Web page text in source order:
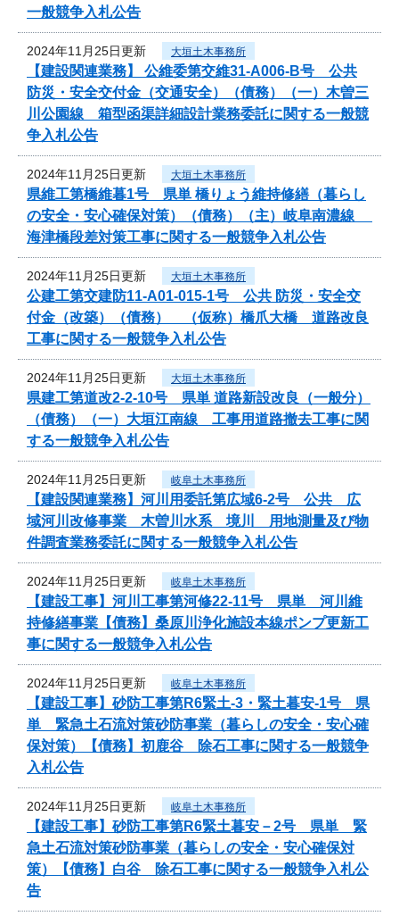
一般競争入札公告
2024年11月25日更新 大垣土木事務所
【建設関連業務】 公維委第交維31-A006-B号 公共
防災・安全交付金（交通安全）（債務）（一）木曽三
川公園線 箱型函渠詳細設計業務委託に関する一般競
争入札公告
2024年11月25日更新 大垣土木事務所
県維工第橋維暮1号 県単 橋りょう維持修繕（暮らし
の安全・安心確保対策）（債務）（主）岐阜南濃線
海津橋段差対策工事に関する一般競争入札公告
2024年11月25日更新 大垣土木事務所
公建工第交建防11-A01-015-1号 公共 防災・安全交
付金（改築）（債務） （仮称）橋爪大橋 道路改良
工事に関する一般競争入札公告
2024年11月25日更新 大垣土木事務所
県建工第道改2-2-10号 県単 道路新設改良（一般分）
（債務）（一）大垣江南線 工事用道路撤去工事に関
する一般競争入札公告
2024年11月25日更新 岐阜土木事務所
【建設関連業務】河川用委託第広域6-2号 公共 広
域河川改修事業 木曽川水系 境川 用地測量及び物
件調査業務委託に関する一般競争入札公告
2024年11月25日更新 岐阜土木事務所
【建設工事】河川工事第河修22-11号 県単 河川維
持修繕事業【債務】桑原川浄化施設本線ポンプ更新工
事に関する一般競争入札公告
2024年11月25日更新 岐阜土木事務所
【建設工事】砂防工事第R6緊土-3・緊土暮安-1号 県
単 緊急土石流対策砂防事業（暮らしの安全・安心確
保対策）【債務】初鹿谷 除石工事に関する一般競争
入札公告
2024年11月25日更新 岐阜土木事務所
【建設工事】砂防工事第R6緊土暮安－2号 県単 緊
急土石流対策砂防事業（暮らしの安全・安心確保対
策）【債務】白谷 除石工事に関する一般競争入札公
告